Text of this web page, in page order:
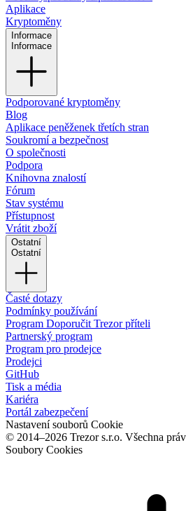
Aplikace
Kryptoměny
Informace
Informace
Podporované kryptoměny
Blog
Aplikace peněženek třetích stran
Soukromí a bezpečnost
O společnosti
Podpora
Knihovna znalostí
Fórum
Stav systému
Přístupnost
Vrátit zboží
Ostatní
Ostatní
Časté dotazy
Podmínky používání
Program Doporučit Trezor příteli
Partnerský program
Program pro prodejce
Prodejci
GitHub
Tisk a média
Kariéra
Portál zabezpečení
Nastavení souborů Cookie
© 2014–2026 Trezor s.r.o. Všechna
Soubory Cookies